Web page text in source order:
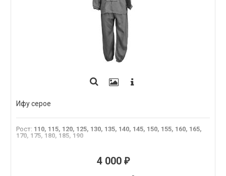
Ифу серое
Рост: 110, 115, 120, 125, 130, 135, 140, 145, 150, 155, 160, 165,
170, 175, 180, 185, 190
4 000 ₽